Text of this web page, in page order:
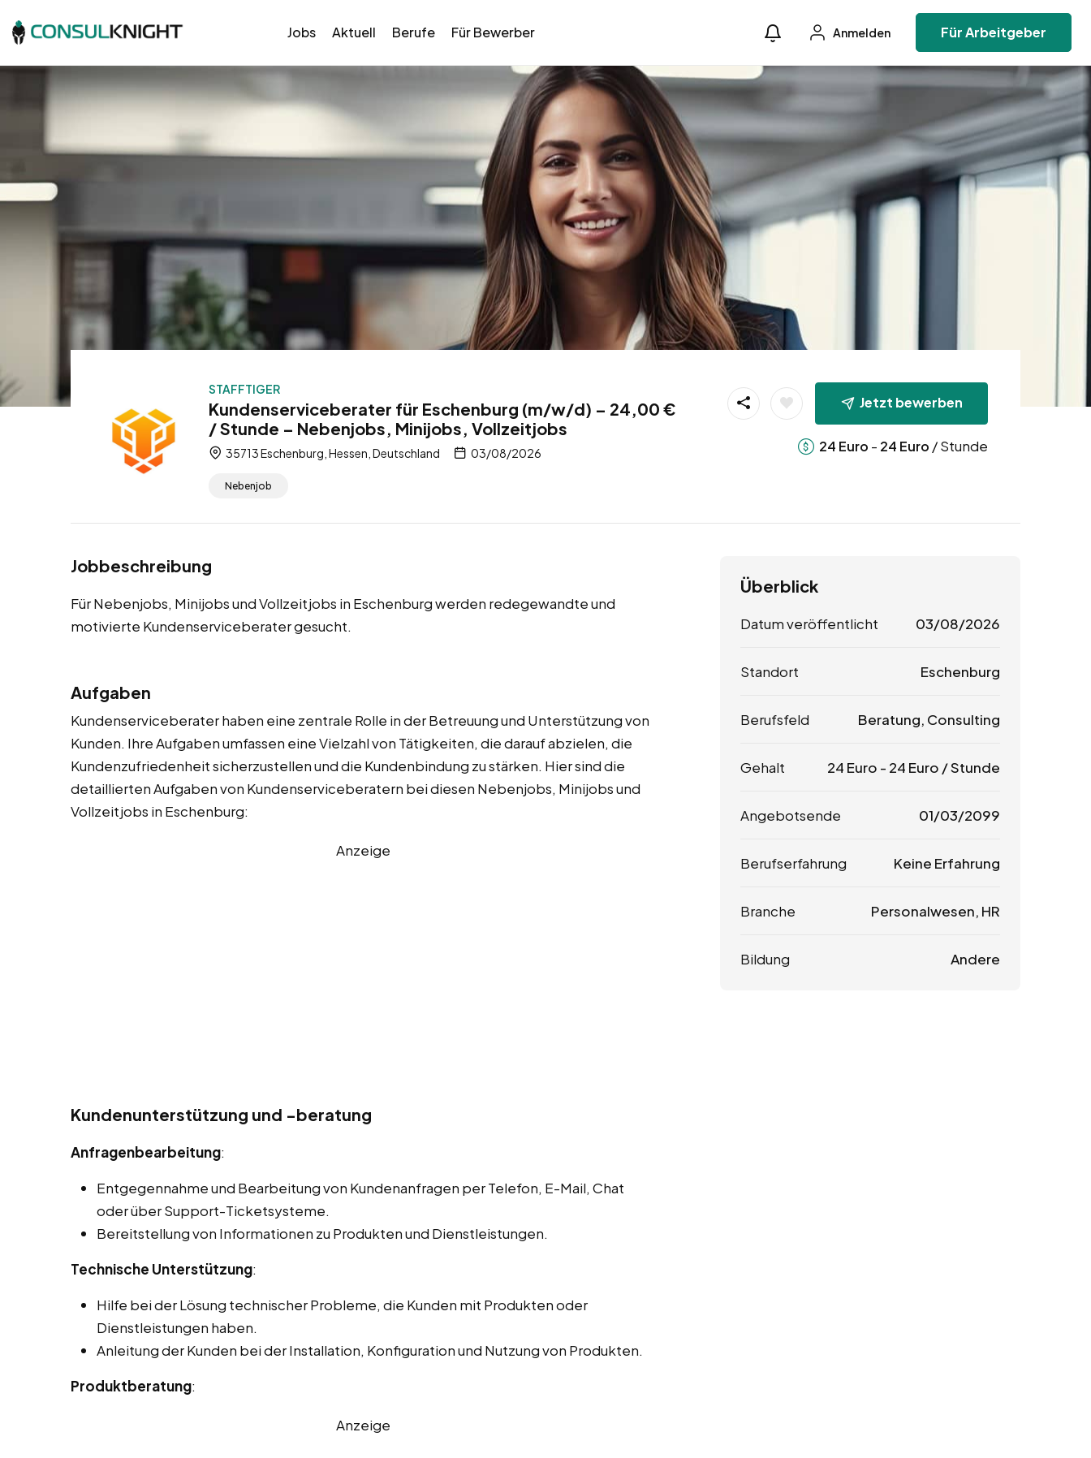
Jobs Aktuell Berufe Für Bewerber Anmelden Für Arbeitgeber
STAFFTIGER
Kundenserviceberater für Eschenburg (m/w/d) – 24,00 €
/ Stunde – Nebenjobs, Minijobs, Vollzeitjobs
35713 Eschenburg, Hessen, Deutschland 03/08/2026
Nebenjob
Jetzt bewerben
24 Euro - 24 Euro / Stunde
Jobbeschreibung
Für Nebenjobs, Minijobs und Vollzeitjobs in Eschenburg werden redegewandte und
motivierte Kundenserviceberater gesucht.
Aufgaben
Kundenserviceberater haben eine zentrale Rolle in der Betreuung und Unterstützung von
Kunden. Ihre Aufgaben umfassen eine Vielzahl von Tätigkeiten, die darauf abzielen, die
Kundenzufriedenheit sicherzustellen und die Kundenbindung zu stärken. Hier sind die
detaillierten Aufgaben von Kundenserviceberatern bei diesen Nebenjobs, Minijobs und
Vollzeitjobs in Eschenburg:
Anzeige
Kundenunterstützung und -beratung
Anfragenbearbeitung:
Entgegennahme und Bearbeitung von Kundenanfragen per Telefon, E-Mail, Chat
oder über Support-Ticketsysteme.
Bereitstellung von Informationen zu Produkten und Dienstleistungen.
Technische Unterstützung:
Hilfe bei der Lösung technischer Probleme, die Kunden mit Produkten oder
Dienstleistungen haben.
Anleitung der Kunden bei der Installation, Konfiguration und Nutzung von Produkten.
Produktberatung:
Anzeige
Überblick
Datum veröffentlicht 03/08/2026
Standort Eschenburg
Berufsfeld Beratung, Consulting
Gehalt 24 Euro - 24 Euro / Stunde
Angebotsende 01/03/2099
Berufserfahrung Keine Erfahrung
Branche Personalwesen, HR
Bildung Andere